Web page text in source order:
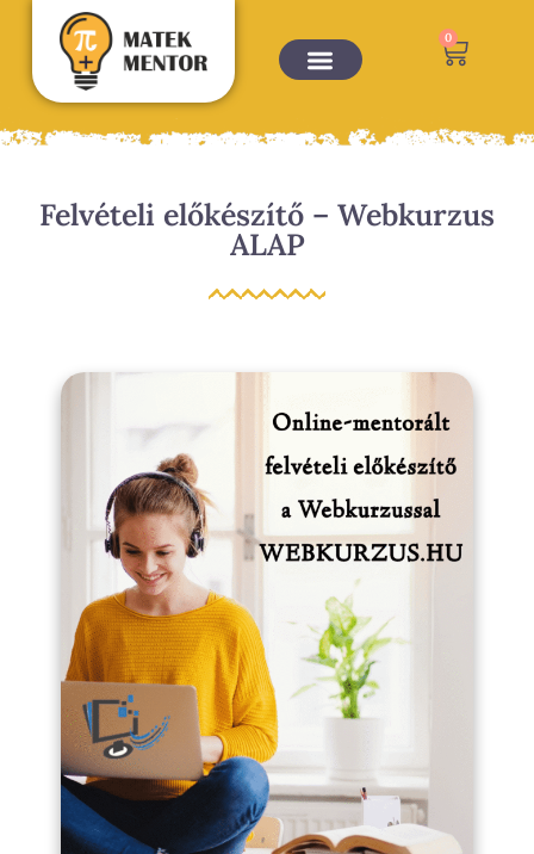
0
Felvételi előkészítő – Webkurzus
ALAP